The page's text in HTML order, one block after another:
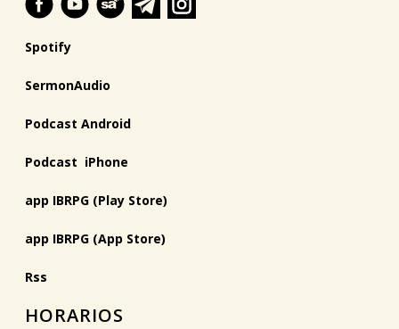
Spotify
SermonAudio
Podcast Android
Podcast iPhone
app IBRPG (Play Store)
app IBRPG (App Store)
Rss
HORARIOS